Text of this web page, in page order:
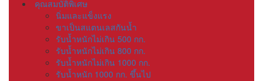
คุณสมบัติพิเศษ
นิ่มและแข็งแรง
ขาเป็นสแตนเลสกันน้ำ
รับน้ำหนักไม่เกิน 500 กก.
รับน้ำหนักไม่เกิน 800 กก.
รับน้ำหนักไม่เกิน 1000 กก.
รับน้ำหนัก 1000 กก. ขึ้นไป